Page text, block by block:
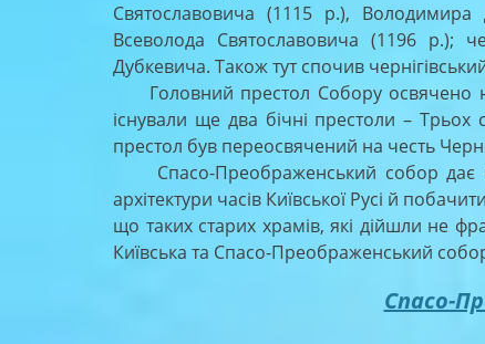
Святославовича (1115 р.),
Всеволода Святославовича (1196 р.);
Дубкевича. Також тут спочив
Головний престол Собору освячено
існували ще два бічні престоли – Трьох
престол був переосвячений на честь
Спасо-Преображенський собор дає
архітектури часів Київської Русі й
що таких старих храмів, які дійшли не
Київська та Спасо-Преображенський
Спасо-